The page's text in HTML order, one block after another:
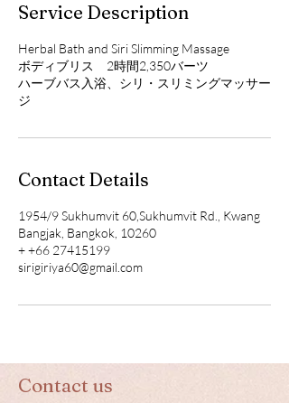
Service Description
Herbal Bath and Siri Slimming Massage
ボディブリス 2時間2,350バーツ
ハーブバス入浴、シリ・スリミングマッサー
ジ
Contact Details
1954/9 Sukhumvit 60,Sukhumvit Rd., Kwang
Bangjak, Bangkok, 10260
+ +66 27415199
sirigiriya60@gmail.com
Contact us